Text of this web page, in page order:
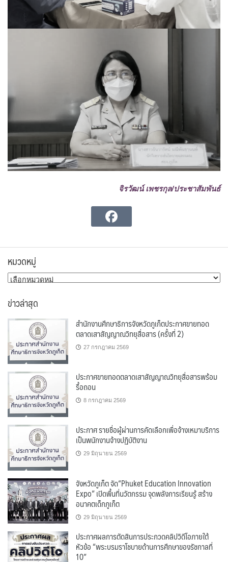
จิรวัฒน์ เพชรกุล/ประชาสัมพันธ์
หมวดหมู่
หมวด
ข่าวล่าสุด
สำนักงานศึกษาธิการจังหวัดภูเก็ตประกาศขายทอด
ตลาดเสาสัญญาณวิทยุสื่อสาร (ครั้งที่ 2)
27 กรกฎาคม 2569
ประกาศขายทอดตลาดเสาสัญญาณวิทยุสื่อสารพร้อม
รื้อถอน
8 กรกฎาคม 2569
ประกาศ รายชื่อผู้ผ่านการคัดเลือกเพื่อจ้างเหมาบริการ
เป็นพนักงานจ้างปฏิบัติงาน
29 มิถุนายน 2569
จังหวัดภูเก็ต จัด“Phuket Education Innovation
Expo” เปิดพื้นที่นวัตกรรม จุดพลังการเรียนรู้ สร้าง
อนาคตเด็กภูเก็ต
29 มิถุนายน 2569
ประกาศผลการตัดสินการประกวดคลิปวิดีโอภายใต้
หัวข้อ “พระบรมราโชบายด้านการศึกษาของรัชกาลที่
10”